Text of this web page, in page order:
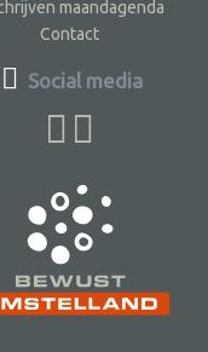
maandagenda
Contact
Social media